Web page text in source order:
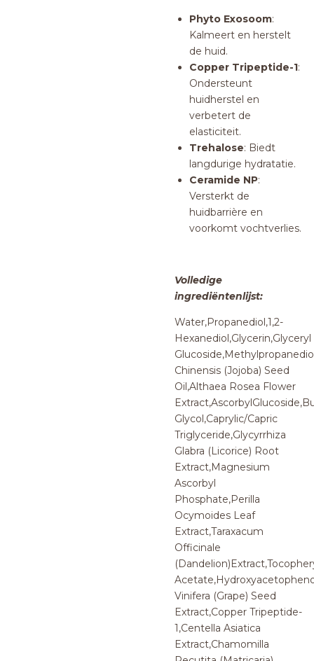
Phyto Exosoom:
Kalmeert en herstelt
de huid.
Copper Tripeptide-1:
Ondersteunt
huidherstel en
verbetert de
elasticiteit.
Trehalose: Biedt
langdurige hydratatie.
Ceramide NP:
Versterkt de
huidbarrière en
voorkomt vochtverlies.
Volledige
ingrediëntenlijst:
Water,Propanediol,1,2-
Hexanediol,Glycerin,Glyceryl
Chinensis (Jojoba) Seed
Oil,Althaea Rosea Flower
Glycol,Caprylic/Capric
Triglyceride,Glycyrrhiza
Glabra (Licorice) Root
Extract,Magnesium
Ascorbyl
Phosphate,Perilla
Ocymoides Leaf
Extract,Taraxacum
Officinale
Vinifera (Grape) Seed
Extract,Copper Tripeptide-
1,Centella Asiatica
Extract,Chamomilla